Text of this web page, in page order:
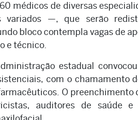
médicos de diversas
variados —, que serão
bloco contempla vagas de
e técnico.
estadual
com o chamamento
O preenchimento
auditores de saúde e